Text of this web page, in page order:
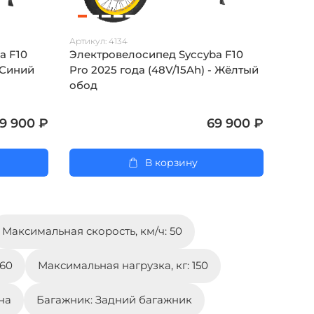
F10
900 ₽
Артикул: 4134
Электровелосипед Syccyba F10
Pro 2025 года (48V/15Ah) - Жёлтый
обод
69 900 ₽
В корзину
Максимальная скорость, км/ч: 50
Максимальная нагрузка, кг: 150
Багажник: Задний багажник